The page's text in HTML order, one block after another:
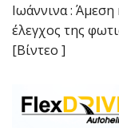
Ιωάννινα :
έλεγχος της
[Βίντεο ]